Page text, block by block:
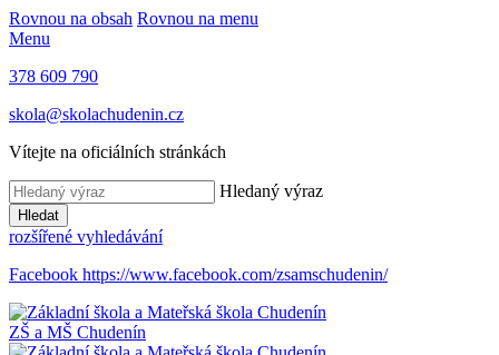
Rovnou na obsah Rovnou na menu
Menu
378 609 790
skola@skolachudenin.cz
Vítejte na oficiálních stránkách
Hledaný výraz
Hledat
rozšířené vyhledávání
Facebook https://www.facebook.com/zsamschudenin/
ZŠ a MŠ Chudenín